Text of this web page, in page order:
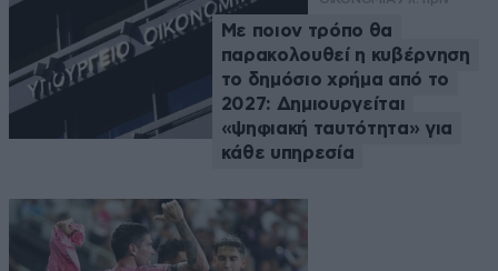
Με ποιον τρόπο θα
παρακολουθεί η κυβέρνηση
το δημόσιο χρήμα από το
2027: Δημιουργείται
«ψηφιακή ταυτότητα» για
κάθε υπηρεσία